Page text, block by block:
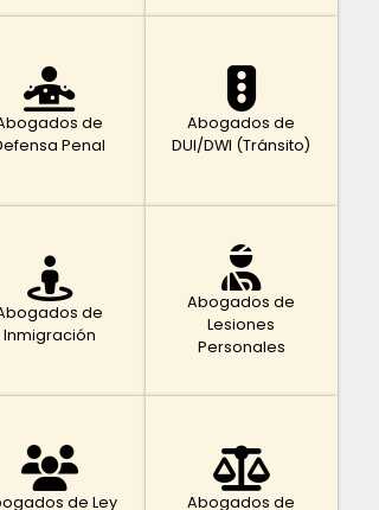
de
Penal
Abogados de
DUI/DWI (Tránsito)
de
Inmigración
Abogados de
Lesiones
Personales
de Ley
Abogados de